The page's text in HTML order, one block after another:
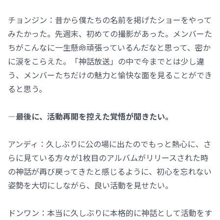
チョンジン：昔から僕たちの名前を掲げたショーをやって
みたかった。先週末、初めての撮影があった。メンバーた
ちがこんなに一生懸命頑張っているんだなと思って、密か
に涙をこらえた。「神話放送」の中で今までとは少し違
う、メンバーたちだけの魅力と愉快な面を見ることができ
ると思う。
―最後に、活動再開を控えた覚悟が聞きたい。
アンディ：久しぶりに公の場に出たのでもっと熱心に、さ
らに見ている方々が1枚目のアルバムがリリースされた時
の神話が再び戻ってきたと感じるように、初心を忘れない
姿勢を大切にしながら、良い活動を見せたい。
ドンワン：本当に久しぶりに本格的に神話として活動をす